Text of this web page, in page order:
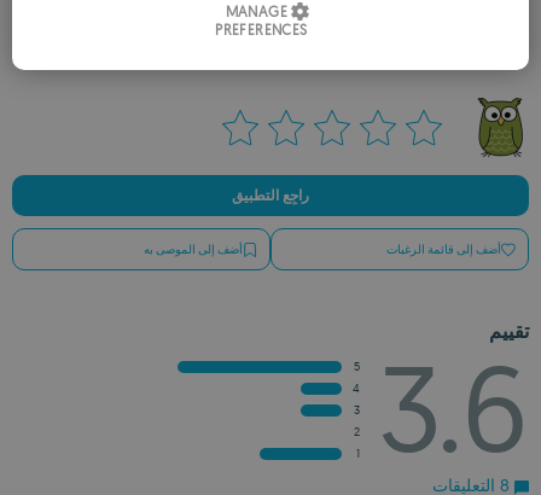
راجِع التطبيق
أضف إلى قائمة الرغبات أضف إلى الموصى به
تقييم
3.6
5
4
3
2
1
ROMANIAN
MANAGE
PREFERENCES